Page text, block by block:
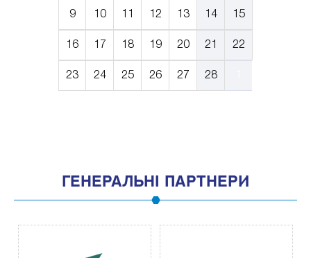
9 10 12 13 14 15
16 17 18 19 20 21 22
23 24 25 26 27 28
ГЕНЕРАЛЬНІ ПАРТНЕРИ